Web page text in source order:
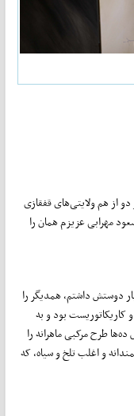
از هم ولایتی‌های قفقازی
مهرابی عزیزم همان را
دوستش داشتم، همدیگر را
بود و به
طرح مرکبی ماهرانه را
و اغلب تلخ و سیاه، که